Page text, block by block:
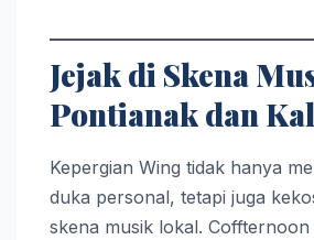
Jejak di Skena
Pontianak dan
Kepergian Wing tidak hanya
duka personal, tetapi juga
skena musik lokal. Coffternoon